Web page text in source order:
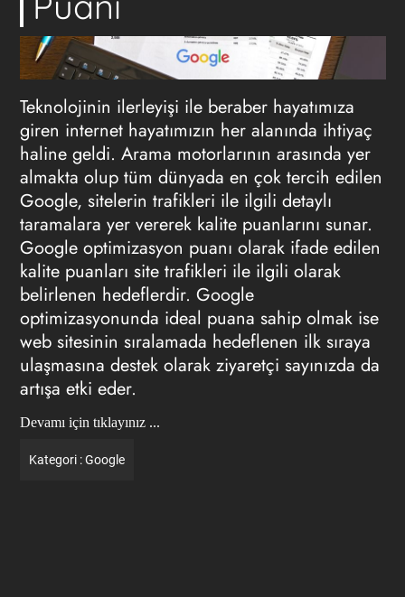
Teknolojinin ilerleyişi ile beraber hayatımıza
giren internet hayatımızın her alanında ihtiyaç
haline geldi. Arama motorlarının arasında yer
almakta olup tüm dünyada en çok tercih edilen
Google, sitelerin trafikleri ile ilgili detaylı
taramalara yer vererek kalite puanlarını sunar.
Google optimizasyon puanı olarak ifade edilen
kalite puanları site trafikleri ile ilgili olarak
belirlenen hedeflerdir. Google
optimizasyonunda ideal puana sahip olmak ise
web sitesinin sıralamada hedeflenen ilk sıraya
ulaşmasına destek olarak ziyaretçi sayınızda da
artışa etki eder.
Devamı için tıklayınız ...
Kategori :Google